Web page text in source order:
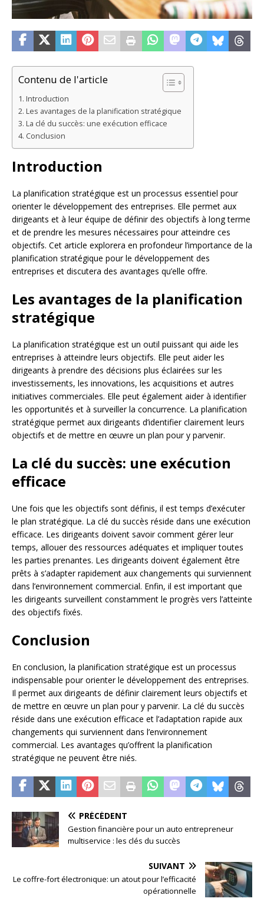
Contenu de l'article
Introduction
Les avantages de la planification stratégique
La clé du succès: une exécution efficace
Conclusion
Introduction
La planification stratégique est un processus essentiel pour
orienter le développement des entreprises. Elle permet aux
dirigeants et à leur équipe de définir des objectifs à long terme
et de prendre les mesures nécessaires pour atteindre ces
objectifs. Cet article explorera en profondeur l’importance de la
planification stratégique pour le développement des
entreprises et discutera des avantages qu’elle offre.
Les avantages de la planification
stratégique
La planification stratégique est un outil puissant qui aide les
entreprises à atteindre leurs objectifs. Elle peut aider les
dirigeants à prendre des décisions plus éclairées sur les
investissements, les innovations, les acquisitions et autres
initiatives commerciales. Elle peut également aider à identifier
les opportunités et à surveiller la concurrence. La planification
stratégique permet aux dirigeants d’identifier clairement leurs
objectifs et de mettre en œuvre un plan pour y parvenir.
La clé du succès: une exécution
efficace
Une fois que les objectifs sont définis, il est temps d’exécuter
le plan stratégique. La clé du succès réside dans une exécution
efficace. Les dirigeants doivent savoir comment gérer leur
temps, allouer des ressources adéquates et impliquer toutes
les parties prenantes. Les dirigeants doivent également être
prêts à s’adapter rapidement aux changements qui surviennent
dans l’environnement commercial. Enfin, il est important que
les dirigeants surveillent constamment le progrès vers l’atteinte
des objectifs fixés.
Conclusion
En conclusion, la planification stratégique est un processus
indispensable pour orienter le développement des entreprises.
Il permet aux dirigeants de définir clairement leurs objectifs et
de mettre en œuvre un plan pour y parvenir. La clé du succès
réside dans une exécution efficace et l’adaptation rapide aux
changements qui surviennent dans l’environnement
commercial. Les avantages qu’offrent la planification
stratégique ne peuvent être niés.
PRÉCÉDENT
Gestion financière pour un auto entrepreneur
multiservice : les clés du succès
SUIVANT
Le coffre-fort électronique: un atout pour l’efficacité
opérationnelle